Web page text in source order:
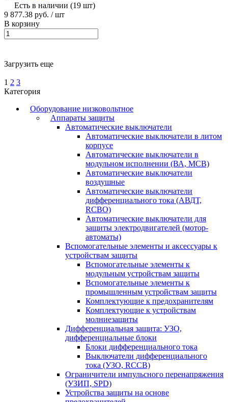
Есть в наличии (19 шт)
9 877.38 руб. / шт
В корзину
Загрузить еще
1 2 3
Категория
Оборудование низковольтное
Аппараты защиты
Автоматические выключатели
Автоматические выключатели в литом
корпусе
Автоматические выключатели в
модульном исполнении (ВА, MCB)
Автоматические выключатели
воздушные
Автоматические выключатели
дифференциального тока (АВДТ,
RCBO)
Автоматические выключатели для
защиты электродвигателей (мотор-
автоматы)
Вспомогательные элементы и аксессуары к
устройствам защиты
Вспомогательные элементы к
модульным устройствам защиты
Вспомогательные элементы к
промышленным устройствам защиты
Комплектующие к предохранителям
Комплектующие к устройствам
молниезащиты
Дифференциальная защита: УЗО,
дифференциальные блоки
Блоки дифференциального тока
Выключатели дифференциального
тока (УЗО, RCCB)
Ограничители импульсного перенапряжения
(УЗИП, SPD)
Устройства защиты на основе